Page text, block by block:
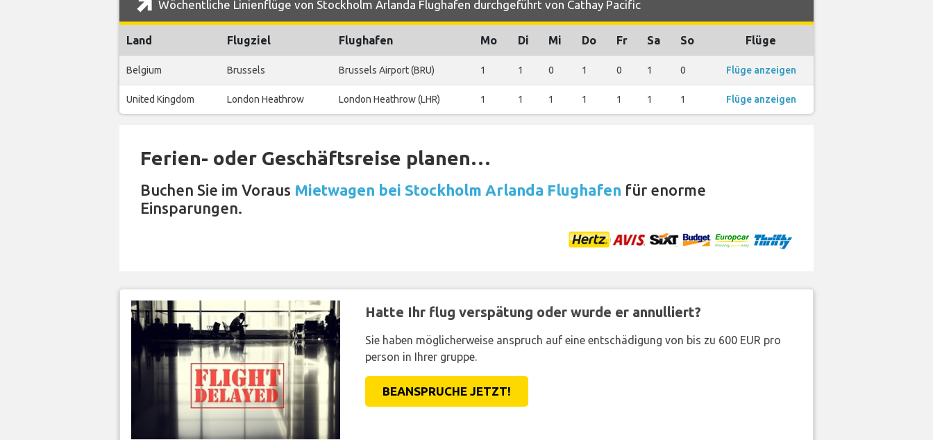
Wöchentliche Linienflüge von Stockholm Arlanda Flughafen durchgeführt von Cathay Pacific
Land Flugziel Flughafen Mo Di Mi Do Fr Sa So Flüge
Belgium Brussels Brussels Airport (BRU) 1 1 0 1 0 1 0 Flüge anzeigen
United Kingdom London Heathrow London Heathrow (LHR) 1 1 1 1 1 1 1 Flüge anzeigen
Ferien- oder Geschäftsreise planen…
Buchen Sie im Voraus Mietwagen bei Stockholm Arlanda Flughafen für enorme
Einsparungen.
Hatte Ihr flug verspätung oder wurde er annulliert?
Sie haben möglicherweise anspruch auf eine entschädigung von bis zu 600 EUR pro
person in Ihrer gruppe.
BEANSPRUCHE JETZT!